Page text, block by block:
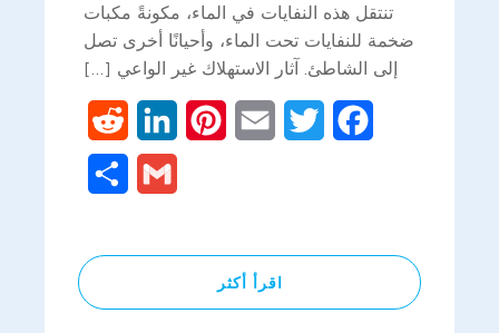
تنتقل هذه النفايات في الماء، مكونةً مكبات
ضخمة للنفايات تحت الماء، وأحيانًا أخرى تصل
إلى الشاطئ. آثار الاستهلاك غير الواعي […]
Facebook
Twitter
Email
Pinterest
LinkedIn
Gmail
اقرأ أكثر